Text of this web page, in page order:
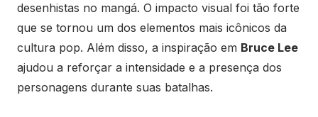
desenhistas no mangá. O impacto visual foi tão forte
que se tornou um dos elementos mais icônicos da
cultura pop. Além disso, a inspiração em Bruce Lee
ajudou a reforçar a intensidade e a presença dos
personagens durante suas batalhas.